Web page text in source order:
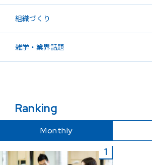
組織づくり
雑学・業界話題
Ranking
Monthly